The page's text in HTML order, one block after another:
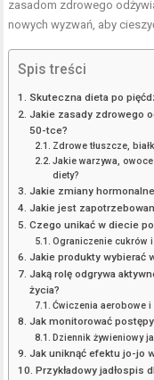
zasadom zdrowego
nowych wyzwań, aby
Spis treści
Skuteczna dieta po
Jakie zasady zdrowego
50-tce?
Zdrowe tłuszcze,
Jakie warzywa,
diety?
Jakie zmiany
Jakie jest
Czego unikać w diecie
Ograniczenie cukrów
Jakie produkty wybierać
Jaką rolę odgrywa
życia?
Ćwiczenia aerobowe
Jak monitorować
Dziennik żywieniowy
Jak uniknąć efektu jo-jo
Przykładowy jadłospis